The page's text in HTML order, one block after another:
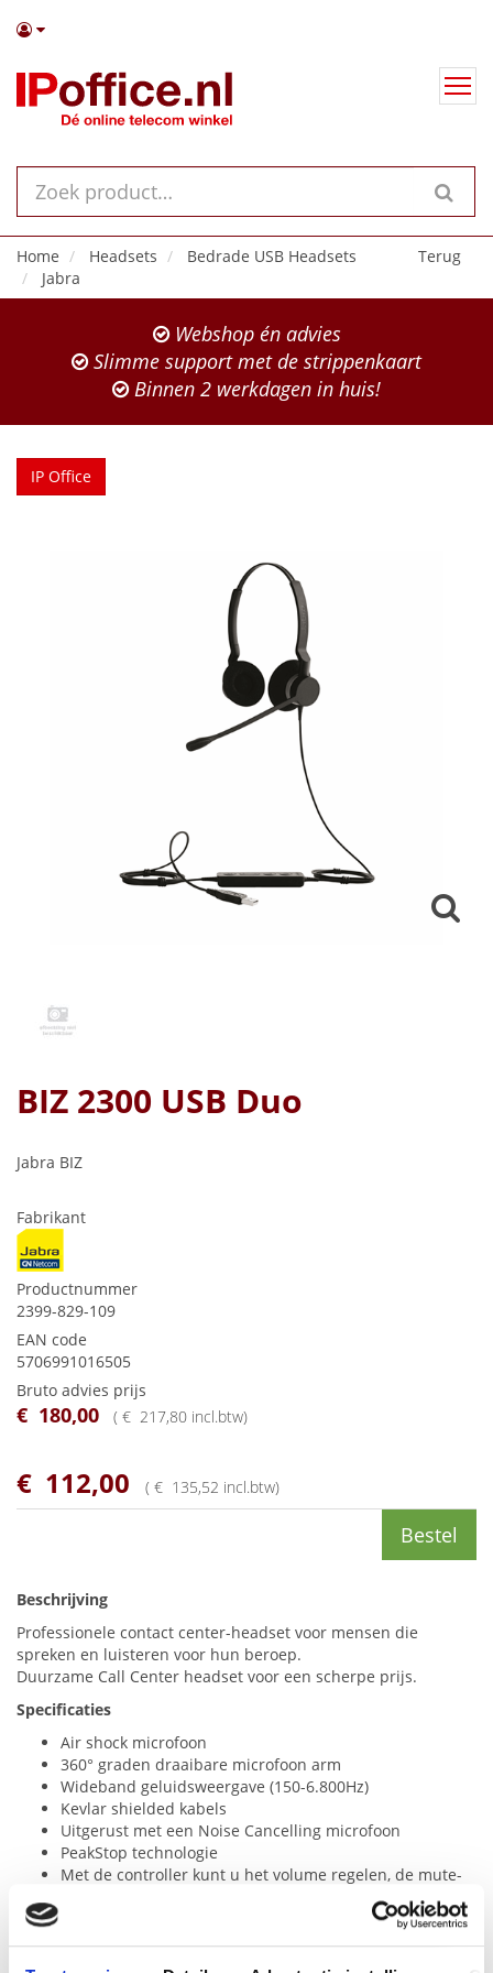
Terug
Home Headsets
Bedrade USB Headsets
Jabra
Webshop én advies
Slimme support met de strippenkaart
Binnen 2 werkdagen in huis!
IP Office
BIZ 2300 USB Duo
Jabra BIZ
Fabrikant
Productnummer
2399-829-109
EAN code
5706991016505
Bruto advies prijs
€ 180,00 ( € 217,80 incl.btw)
€ 112,00 ( € 135,52 incl.btw)
Bestel
Beschrijving
Professionele contact center-headset voor mensen die
spreken en luisteren voor hun beroep.
Duurzame Call Center headset voor een scherpe prijs.
Specificaties
Air shock microfoon
360° graden draaibare microfoon arm
Wideband geluidsweergave (150-6.800Hz)
Kevlar shielded kabels
Uitgerust met een Noise Cancelling microfoon
PeakStop technologie
Met de controller kunt u het volume regelen, de mute-
HD Voice-technologie zorgt dat u de andere partij altijd
luid en duidelijk verstaat